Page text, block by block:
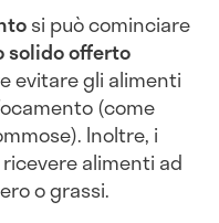
si può cominciare
solido offerto
evitare gli alimenti
(come
Inoltre, i
alimenti ad
o grassi.